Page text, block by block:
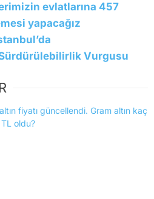
evlatlarına 457
yapacağız
Vurgusu